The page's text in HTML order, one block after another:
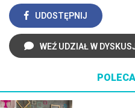
UDOSTĘPNIJ
WEŹ UDZIAŁ W